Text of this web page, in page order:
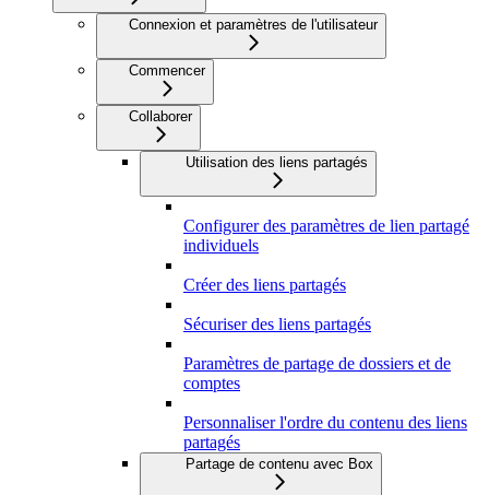
Connexion et paramètres de l'utilisateur
Commencer
Collaborer
Utilisation des liens partagés
Configurer des paramètres de lien partagé
individuels
Créer des liens partagés
Sécuriser des liens partagés
Paramètres de partage de dossiers et de
comptes
Personnaliser l'ordre du contenu des liens
partagés
Partage de contenu avec Box